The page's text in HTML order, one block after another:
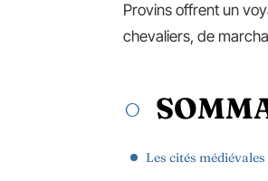
Provins offrent un
chevaliers, de
Les cités